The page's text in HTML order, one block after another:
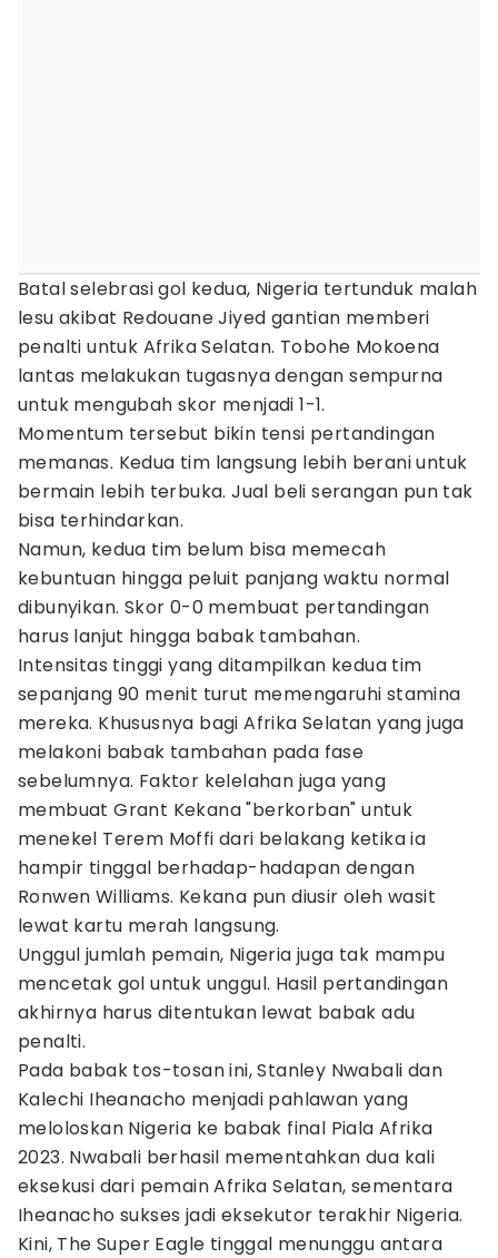
Batal selebrasi gol kedua, Nigeria tertunduk malah
lesu akibat Redouane Jiyed gantian memberi
penalti untuk Afrika Selatan. Tobohe Mokoena
lantas melakukan tugasnya dengan sempurna
untuk mengubah skor menjadi 1-1.
Momentum tersebut bikin tensi pertandingan
memanas. Kedua tim langsung lebih berani untuk
bermain lebih terbuka. Jual beli serangan pun tak
bisa terhindarkan.
Namun, kedua tim belum bisa memecah
kebuntuan hingga peluit panjang waktu normal
dibunyikan. Skor 0-0 membuat pertandingan
harus lanjut hingga babak tambahan.
Intensitas tinggi yang ditampilkan kedua tim
sepanjang 90 menit turut memengaruhi stamina
mereka. Khususnya bagi Afrika Selatan yang juga
melakoni babak tambahan pada fase
sebelumnya. Faktor kelelahan juga yang
membuat Grant Kekana "berkorban" untuk
menekel Terem Moffi dari belakang ketika ia
hampir tinggal berhadap-hadapan dengan
Ronwen Williams. Kekana pun diusir oleh wasit
lewat kartu merah langsung.
Unggul jumlah pemain, Nigeria juga tak mampu
mencetak gol untuk unggul. Hasil pertandingan
akhirnya harus ditentukan lewat babak adu
penalti.
Pada babak tos-tosan ini, Stanley Nwabali dan
Kalechi Iheanacho menjadi pahlawan yang
meloloskan Nigeria ke babak final Piala Afrika
2023. Nwabali berhasil mementahkan dua kali
eksekusi dari pemain Afrika Selatan, sementara
Iheanacho sukses jadi eksekutor terakhir Nigeria.
Kini, The Super Eagle tinggal menunggu antara